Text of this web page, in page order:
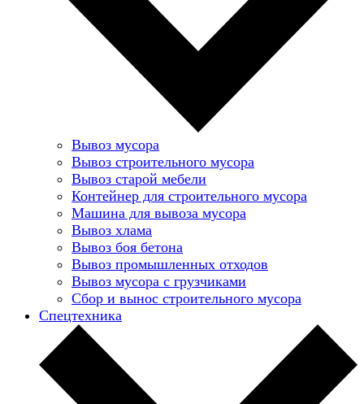
Вывоз мусора
Вывоз строительного мусора
Вывоз старой мебели
Контейнер для строительного мусора
Машина для вывоза мусора
Вывоз хлама
Вывоз боя бетона
Вывоз промышленных отходов
Вывоз мусора с грузчиками
Сбор и вынос строительного мусора
Спецтехника